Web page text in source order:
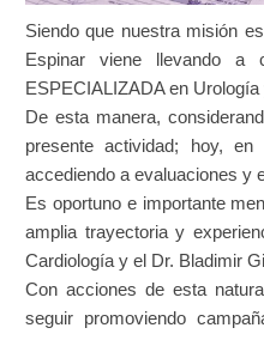
Siendo que nuestra misión
Espinar viene llevando a
ESPECIALIZADA en
De esta manera,
presente actividad; hoy,
accediendo a evaluaciones y
Es oportuno e importante
amplia trayectoria y
Cardiología y el Dr. Bladimir
Con acciones de esta
seguir promoviendo